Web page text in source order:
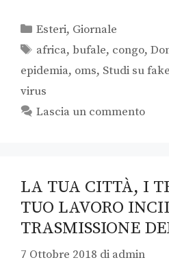
Esteri, Giornale
africa,bufale, congo,
epidemia, oms, Studi su
virus
Lascia un commento
LA TUA CITTÀ, I
TUO LAVORO
TRASMISSIONE
7 Ottobre 2018 di admin